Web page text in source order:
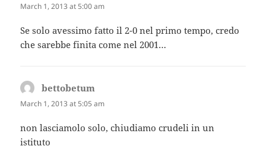
March 1, 2013 at 5:00 am
Se solo avessimo fatto il 2-0 nel primo tempo, credo
che sarebbe finita come nel 2001…
bettobetum
March 1, 2013 at 5:05 am
non lasciamolo solo, chiudiamo crudeli in un
istituto